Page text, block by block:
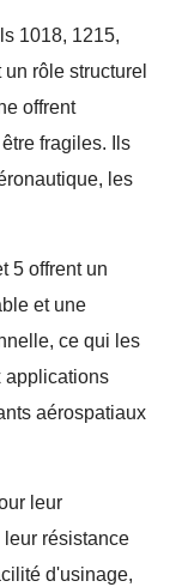
1018, 1215,
rôle structurel
offrent
fragiles. Ils
les
5 offrent un
et une
ce qui les
applications
aérospatiaux
leur
résistance
d'usinage,